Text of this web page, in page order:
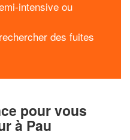
intensive ou
des fuites
pour vous
à Pau